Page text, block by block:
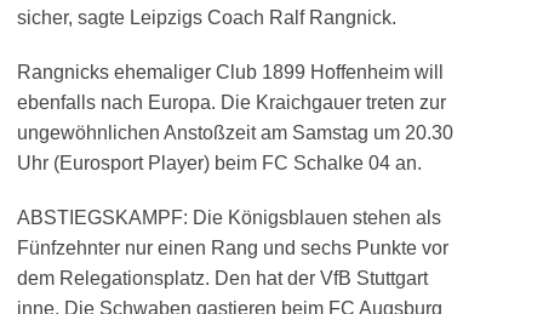
sicher, sagte Leipzigs Coach Ralf Rangnick.
Rangnicks ehemaliger Club 1899 Hoffenheim will
ebenfalls nach Europa. Die Kraichgauer treten zur
ungewöhnlichen Anstoßzeit am Samstag um 20.30
Uhr (Eurosport Player) beim FC Schalke 04 an.
ABSTIEGSKAMPF: Die Königsblauen stehen als
Fünfzehnter nur einen Rang und sechs Punkte vor
dem Relegationsplatz. Den hat der VfB Stuttgart
inne. Die Schwaben gastieren beim FC Augsburg